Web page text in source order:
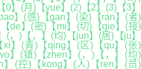
0】(月)【yue】(2)【2】(3)【3】
】(感)【gan】(染)【ran】(者)
de】(密)【mi】(切)【qie】(接)
(，)【，】(均)【jun】(居)【ju】
】(青)【qing】(区)【qu】(张)
】(镇)【zhen】(，)【，】(均)
】(控)【kong】(人)【ren】(员)